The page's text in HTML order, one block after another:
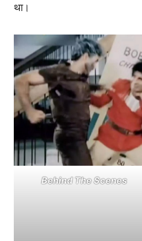
था।
Behind The Scenes